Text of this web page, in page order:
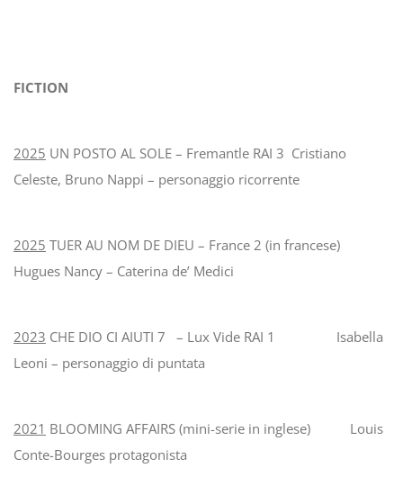
FICTION
2025 UN POSTO AL SOLE – Fremantle RAI 3 Cristiano
Celeste, Bruno Nappi – personaggio ricorrente
2025 TUER AU NOM DE DIEU – France 2 (in francese)
Hugues Nancy – Caterina de’ Medici
2023 CHE DIO CI AIUTI 7 – Lux Vide RAI 1 Isabella
Leoni – personaggio di puntata
2021 BLOOMING AFFAIRS (mini-serie in inglese) Louis
Conte-Bourges protagonista